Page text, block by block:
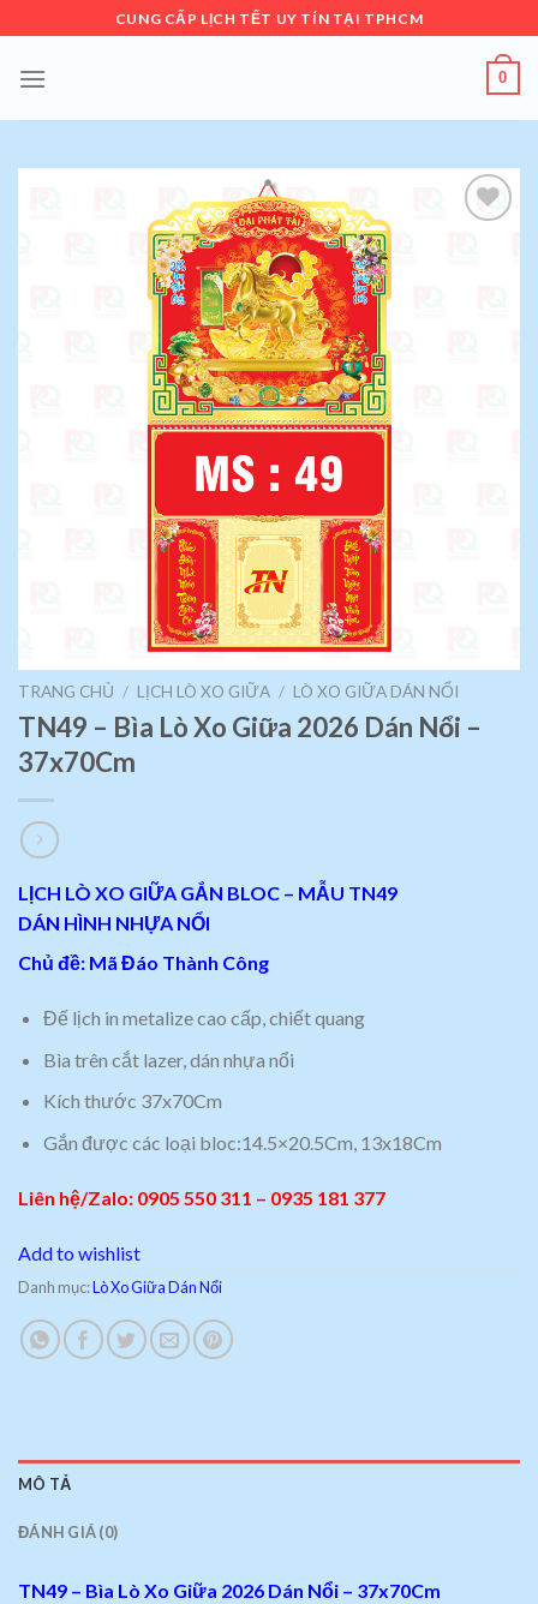
to
content
CUNG CẤP LỊCH TẾT UY TÍN TẠI TPHCM
0
TRANG CHỦ / LỊCH LÒ XO GIỮA / LÒ XO GIỮA DÁN NỔI
TN49 – Bìa Lò Xo Giữa 2026 Dán Nổi –
37x70Cm
LỊCH LÒ XO GIỮA GẮN BLOC – MẪU TN49
DÁN HÌNH NHỰA NỔI
Chủ đề: Mã Đáo Thành Công
Đế lịch in metalize cao cấp, chiết quang
Bìa trên cắt lazer, dán nhựa nổi
Kích thước 37x70Cm
Gắn được các loại bloc:14.5×20.5Cm, 13x18Cm
Liên hệ/Zalo: 0905 550 311 – 0935 181 377
Add to wishlist
Danh mục:Lò Xo Giữa Dán Nổi
MÔ TẢ
ĐÁNH GIÁ (0)
TN49 – Bìa Lò Xo Giữa 2026 Dán Nổi – 37x70Cm